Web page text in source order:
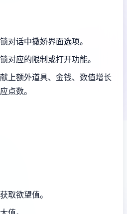
对话中撒娇界面选项。
对应的限制或打开功能。
上额外道具、金钱、数值增长
点数。
取欲望值。